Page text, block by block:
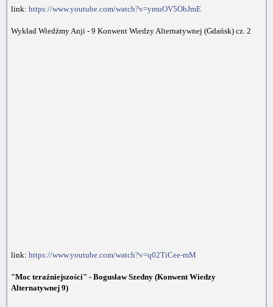
link: https://www.youtube.com/watch?v=ymuOV5ObJmE
Wykład Wiedźmy Anji - 9 Konwent Wiedzy Alternatywnej (Gdańsk) cz. 2
link: https://www.youtube.com/watch?v=q02TiCee-mM
"Moc teraźniejszości" - Bogusław Szedny (Konwent Wiedzy
Alternatywnej 9)